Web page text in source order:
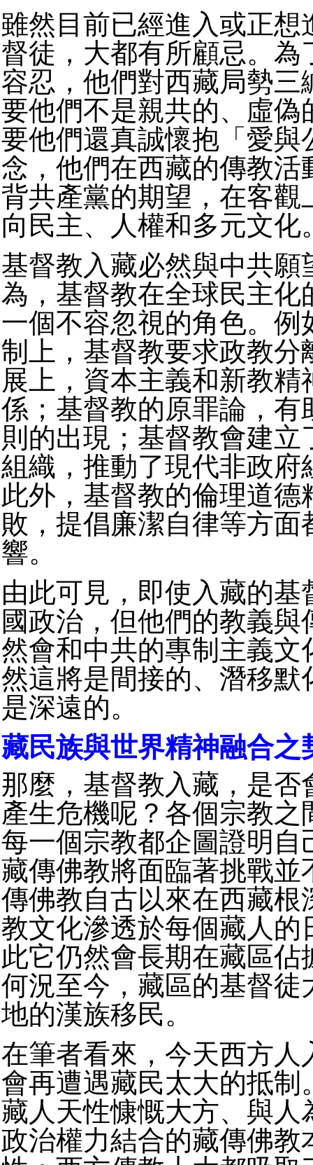
雖然目前已經進入或正想
督徒，大都有所顧忌。為
容忍，他們對西藏局勢三
要他們不是親共的、虛偽
要他們還真誠懷抱「愛與
念，他們在西藏的傳教活
背共產黨的期望，在客觀
向民主、人權和多元文化
基督教入藏必然與中共願
為，基督教在全球民主化
一個不容忽視的角色。例
制上，基督教要求政教分
展上，資本主義和新教精
係；基督教的原罪論，有
則的出現；基督教會建立
組織，推動了現代非政府
此外，基督教的倫理道德
敗，提倡廉潔自律等方面
響。
由此可見，即使入藏的基
國政治，但他們的教義與
然會和中共的專制主義文
然這將是間接的、潛移默
是深遠的。
藏民族與世界精神融合之
那麼，基督教入藏，是否
產生危機呢？各個宗教之
每一個宗教都企圖證明自
藏傳佛教將面臨著挑戰並
傳佛教自古以來在西藏根
教文化滲透於每個藏人的
此它仍然會長期在藏區佔
何況至今，藏區的基督徒
地的漢族移民。
在筆者看來，今天西方人
會再遭遇藏民太大的抵制
藏人天性慷慨大方、與人
政治權力結合的藏傳佛教